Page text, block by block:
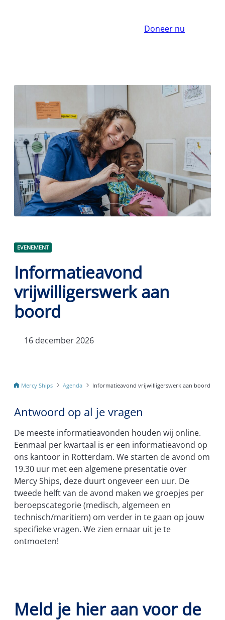
Doneer nu
EVENEMENT
Informatieavond
vrijwilligerswerk aan
boord
16 december 2026
Mercy Ships Agenda Informatieavond vrijwilligerswerk aan boord
Antwoord op al je vragen
De meeste informatieavonden houden wij online.
Eenmaal per kwartaal is er een informatieavond op
ons kantoor in Rotterdam. We starten de avond om
19.30 uur met een algemene presentatie over
Mercy Ships, deze duurt ongeveer een uur. De
tweede helft van de avond maken we groepjes per
beroepscategorie (medisch, algemeen en
technisch/maritiem) om verder in te gaan op jouw
specifieke vragen. We zien ernaar uit je te
ontmoeten!
Meld je hier aan voor de